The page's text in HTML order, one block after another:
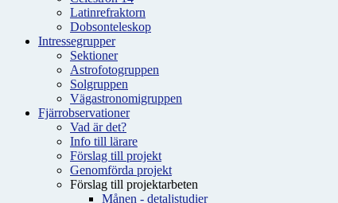
Latinrefraktorn
Dobsonteleskop
Intressegrupper
Sektioner
Astrofotogruppen
Solgruppen
Vägastronomigruppen
Fjärrobservationer
Vad är det?
Info till lärare
Förslag till projekt
Genomförda projekt
Förslag till projektarbeten
Månen - detaljstudier